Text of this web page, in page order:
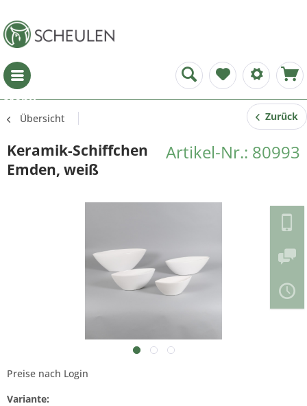
Menü
Übersicht Zurück
Artikel-Nr.: 80993
Keramik-Schiffchen
Emden, weiß
Preise nach Login
Variante: